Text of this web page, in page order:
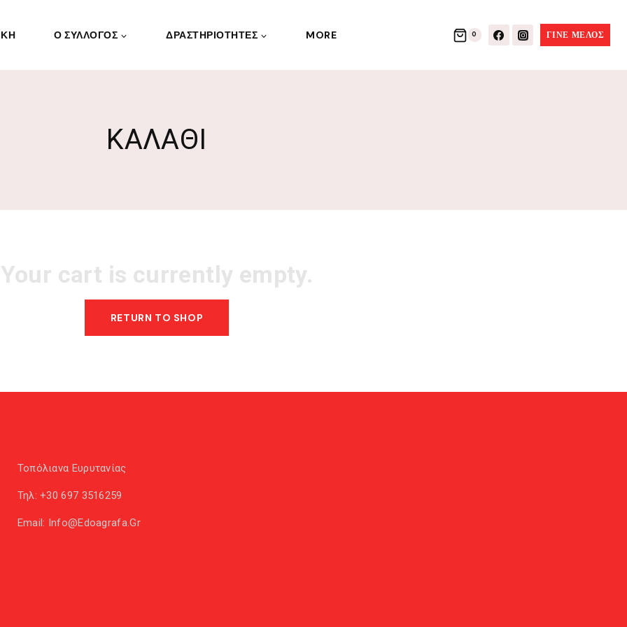
Ο ΣΥΛΛΟΓΟΣ ΔΡΑΣΤΗΡΙΟΤΗΤΕΣ MORE 0 ΓΙΝΕ ΜΕΛΟΣ
ΚΑΛΑΘΙ
Your cart is currently empty.
RETURN TO SHOP
Τοπόλιανα Ευρυτανίας
Τηλ:+30 697 3516259
Email: Info@edoagrafa.gr